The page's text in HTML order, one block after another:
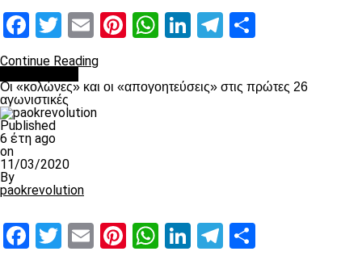
Facebook
Twitter
EmailPinterest
WhatsApp
LinkedIn
Telegram
Continue Reading
Οι «κολώνες» και οι «απογοητεύσεις» στις πρώτες 26
αγωνιστικές
Published
6 έτη ago
on
11/03/2020
By
paokrevolution
Facebook
Twitter
EmailPinterest
WhatsApp
LinkedIn
Telegram